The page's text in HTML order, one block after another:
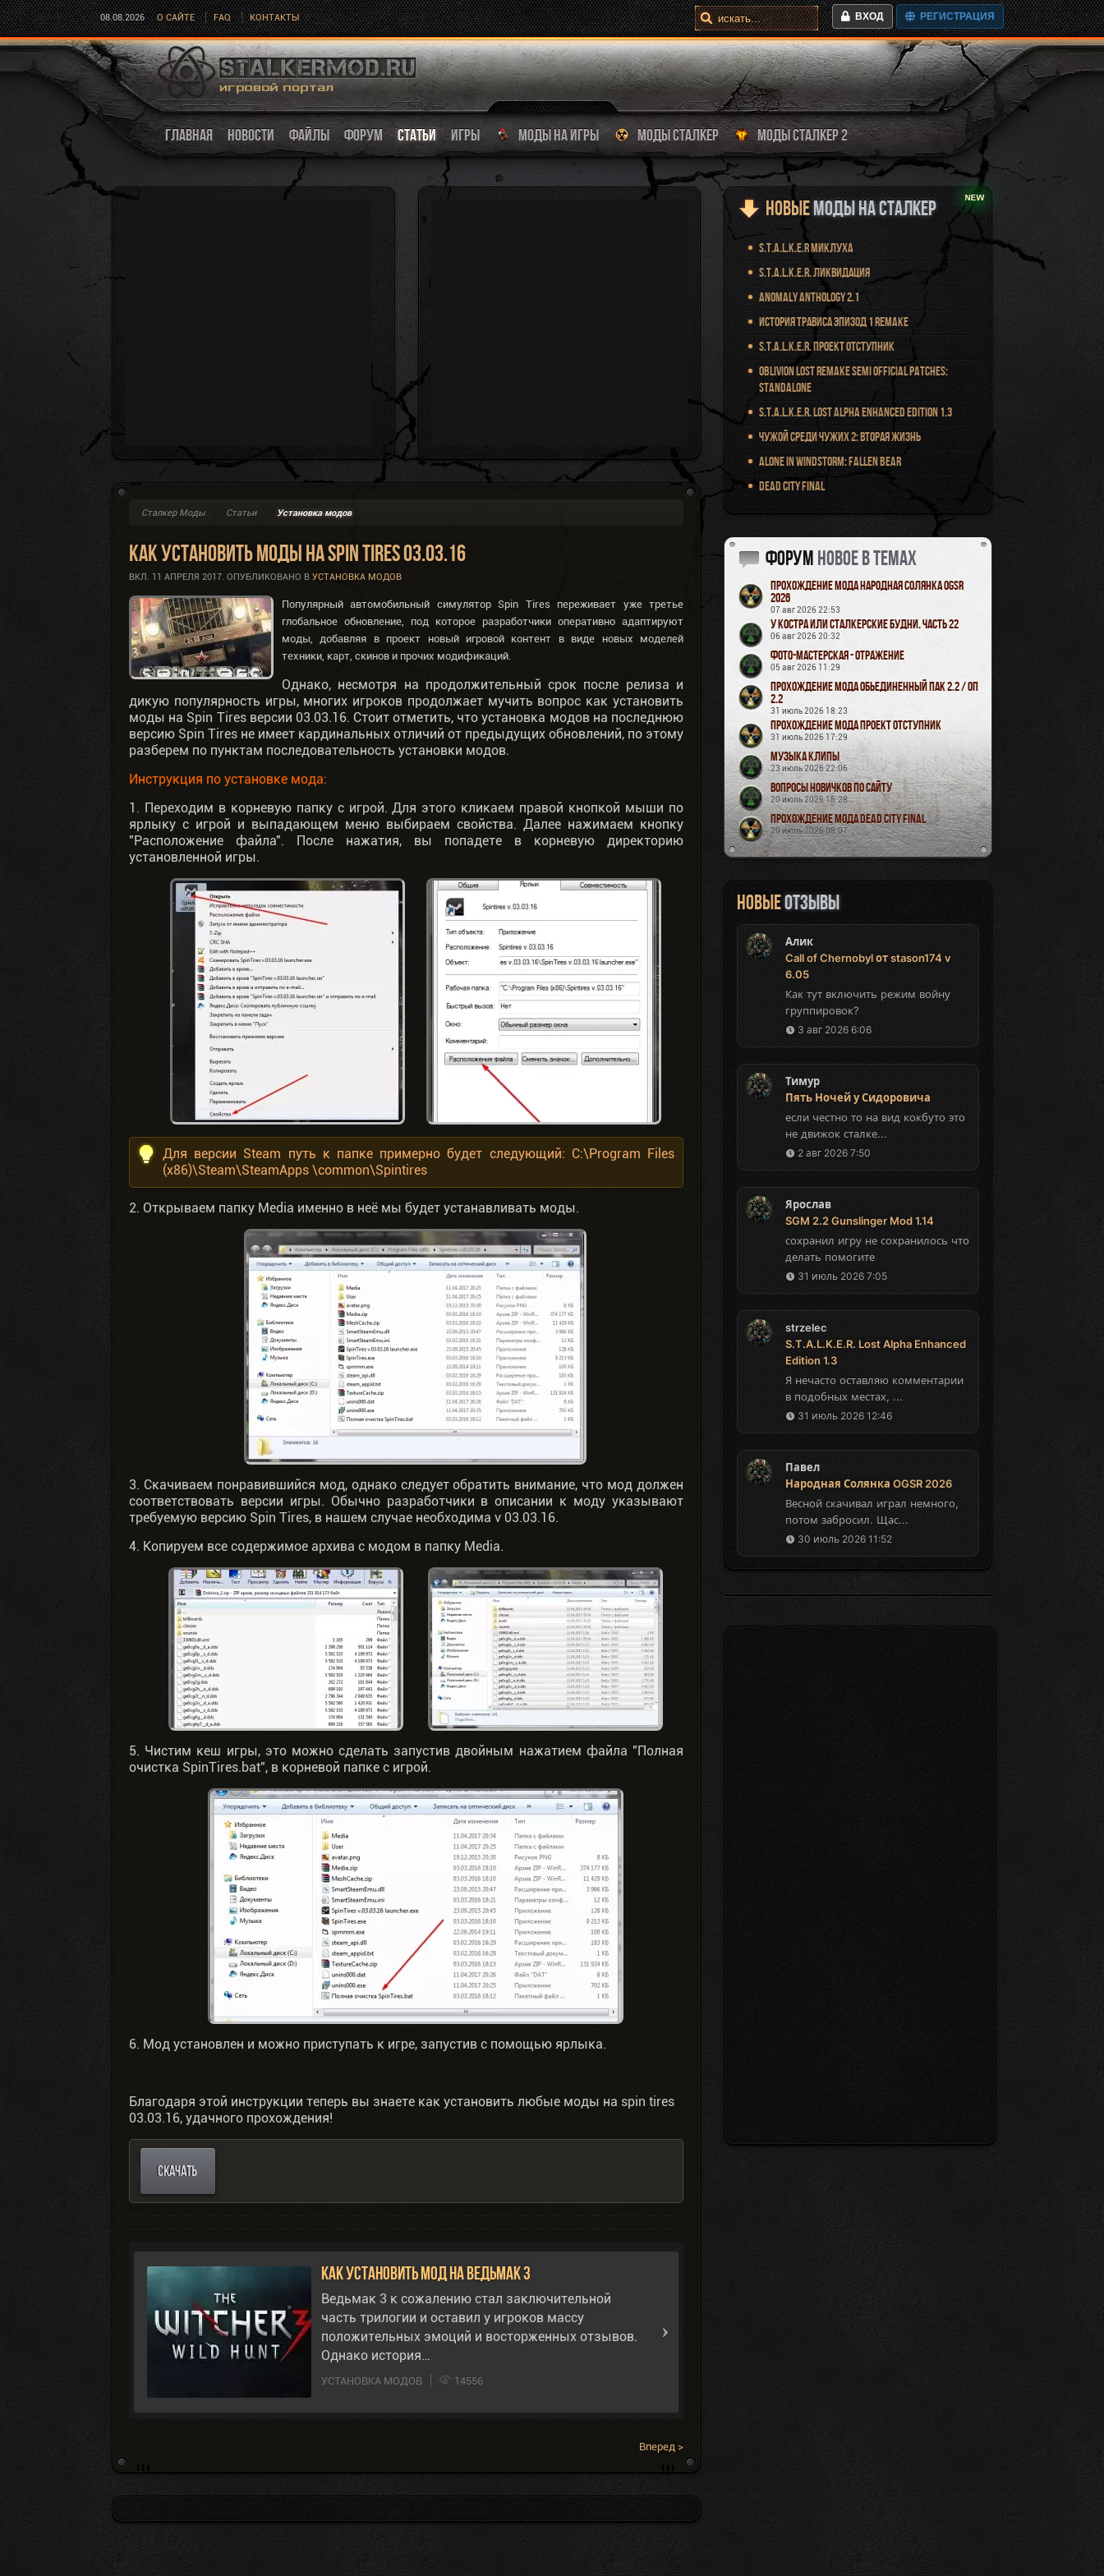
08.08.2026 О САЙТЕ FAQ КОНТАКТЫ ВХОД РЕГИСТРАЦИЯ
ГЛАВНАЯ НОВОСТИ ФАЙЛЫ ФОРУМ СТАТЬИ ИГРЫ МОДЫ НА ИГРЫ МОДЫ СТАЛКЕР МОДЫ СТАЛКЕР 2
Сталкер Моды Статьи Установка модов
Как установить моды на Spin Tires 03.03.16
ВКЛ. 11 АПРЕЛЯ 2017. ОПУБЛИКОВАНО В УСТАНОВКА МОДОВ
Популярный автомобильный симулятор Spin Tires переживает уже третье
глобальное обновление, под которое разработчики оперативно адаптируют
моды, добавляя в проект новый игровой контент в виде новых моделей
техники, карт, скинов и прочих модификаций.
Однако, несмотря на продолжительный срок после релиза и
дикую популярность игры, многих игроков продолжает мучить вопрос как установить
моды на Spin Tires версии 03.03.16. Стоит отметить, что установка модов на последнюю
версию Spin Tires не имеет кардинальных отличий от предыдущих обновлений, по этому
разберем по пунктам последовательность установки модов.
Инструкция по установке мода:
1. Переходим в корневую папку с игрой. Для этого кликаем правой кнопкой мыши по
ярлыку с игрой и выпадающем меню выбираем свойства. Далее нажимаем кнопку
"Расположение файла". После нажатия, вы попадете в корневую директорию
установленной игры.
Для версии Steam путь к папке примерно будет следующий: C:\Program Files
(x86)\Steam\SteamApps \common\Spintires
2. Открываем папку Media именно в неё мы будет устанавливать моды.
3. Скачиваем понравившийся мод, однако следует обратить внимание, что мод должен
соответствовать версии игры. Обычно разработчики в описании к моду указывают
требуемую версию Spin Tires, в нашем случае необходима v 03.03.16.
4. Копируем все содержимое архива с модом в папку Media.
5. Чистим кеш игры, это можно сделать запустив двойным нажатием файла "Полная
очистка SpinTires.bat", в корневой папке с игрой.
6. Мод установлен и можно приступать к игре, запустив с помощью ярлыка.
Благодаря этой инструкции теперь вы знаете как установить любые моды на spin tires
03.03.16, удачного прохождения!
СКАЧАТЬ
Как установить мод на Ведьмак 3
Ведьмак 3 к сожалению стал заключительной
часть трилогии и оставил у игроков массу
положительных эмоций и восторженных отзывов.
Однако история…
УСТАНОВКА МОДОВ 14556
Вперед >
НовыеМоды на Сталкер
S.T.A.L.K.E.R Миклуха
S.T.A.L.K.E.R. Ликвидация
Anomaly Anthology 2.1
История Трависа Эпизод 1 Remake
S.T.A.L.K.E.R. Проект Отступник
Oblivion Lost Remake Semi Official Patches:
Standalone
S.T.A.L.K.E.R. Lost Alpha Enhanced Edition 1.3
Чужой среди чужих 2: Вторая жизнь
Alone in Windstorm: Fallen Bear
Dead City Final
Форум новое в темах
Прохождение мода Народная Солянка OGSR
2026
07 авг 2026 22:53
У Костра или Сталкерские будни. Часть 22
06 авг 2026 20:32
Фото-мастерская - Отражение
05 авг 2026 11:29
Прохождение мода Обьединенный Пак 2.2 / ОП
2.2
31 июль 2026 18:23
Прохождение мода Проект Отступник
31 июль 2026 17:29
Музыка Клипы
23 июль 2026 22:06
Вопросы новичков по сайту
20 июль 2026 15:28
Прохождение мода Dead City Final
20 июль 2026 08:07
Новыеотзывы
Алик
Call of Chernobyl от stason174 v
6.05
Как тут включить режим войну
группировок?
3 авг 2026 6:06
Тимур
Пять Ночей у Сидоровича
если честно то на вид кокбуто это
не движок сталке...
2 авг 2026 7:50
Ярослав
SGM 2.2 Gunslinger Mod 1.14
сохранил игру не сохранилось что
делать помогите
31 июль 2026 7:05
strzelec
S.T.A.L.K.E.R. Lost Alpha Enhanced
Edition 1.3
Я нечасто оставляю комментарии
в подобных местах, ...
31 июль 2026 12:46
Павел
Народная Солянка OGSR 2026
Весной скачивал играл немного,
потом забросил. Щас...
30 июль 2026 11:52